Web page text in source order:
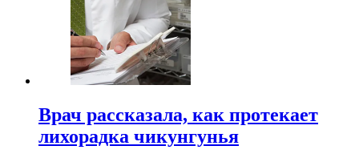
Врач рассказала, как протекает
лихорадка чикунгунья